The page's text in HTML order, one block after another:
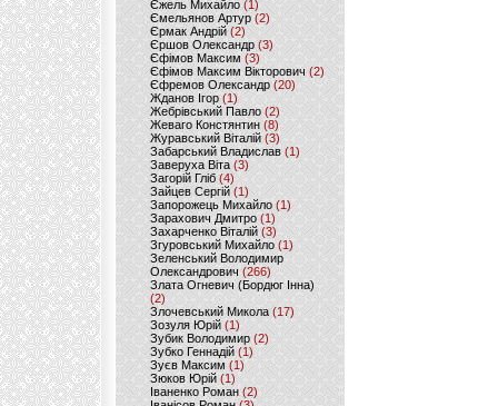
Єжель Михайло (1)
Ємельянов Артур (2)
Єрмак Андрій (2)
Єршов Олександр (3)
Єфімов Максим (3)
Єфімов Максим Вікторович (2)
Єфремов Олександр (20)
Жданов Ігор (1)
Жебрівський Павло (2)
Жеваго Констянтин (8)
Журавський Віталій (3)
Забарський Владислав (1)
Заверуха Віта (3)
Загорій Гліб (4)
Зайцев Сергій(1)
Запорожець Михайло (1)
Зарахович Дмитро (1)
Захарченко Віталій (3)
Згуровський Михайло (1)
Зеленський Володимир
Олександрович (266)
Злата Огневич (Бордюг Інна)
(2)
Злочевський Микола(17)
Зозуля Юрій (1)
Зубик Володимир (2)
Зубко Геннадій (1)
Зуєв Максим(1)
Зюков Юрій (1)
Іваненко Роман (2)